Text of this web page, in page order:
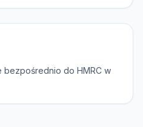
bezpośrednio do HMRC w